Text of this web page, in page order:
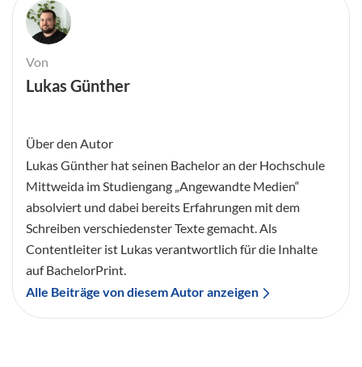
Von
Lukas Günther
Über den Autor
Lukas Günther hat seinen Bachelor an der Hochschule
Mittweida im Studiengang „Angewandte Medien“
absolviert und dabei bereits Erfahrungen mit dem
Schreiben verschiedenster Texte gemacht. Als
Contentleiter ist Lukas verantwortlich für die Inhalte
auf BachelorPrint.
Alle Beiträge von diesem Autor anzeigen